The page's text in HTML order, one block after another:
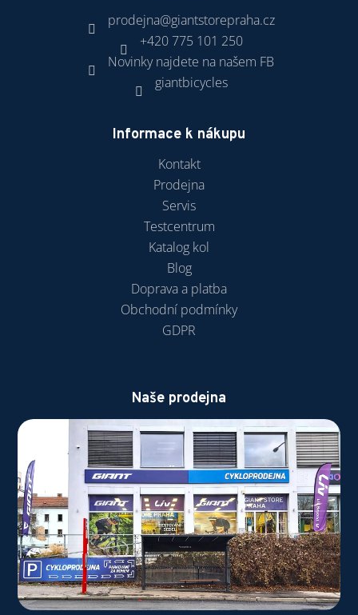
prodejna@giantstorepraha.cz
+420 775 101 250
Novinky najdete na našem FB
giantbicycles
Informace k nákupu
Kontakt
Prodejna
Servis
Testcentrum
Katalog kol
Blog
Doprava a platba
Obchodní podmínky
GDPR
Naše prodejna